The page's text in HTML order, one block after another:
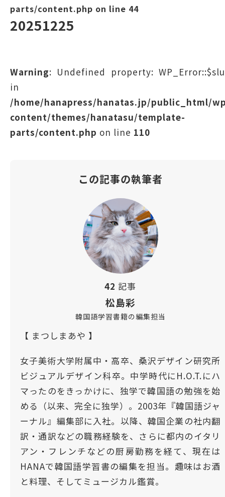
parts/content.php on line 44
20251225
Warning: Undefined property:
in
/home/hanapress/hanatas.jp/public_html/
content/themes/hanatasu/template-
parts/content.php on line 110
この記事の執筆者
42 記事
松島彩
韓国語学習書籍の編集担当
【 まつしまあや 】
女子美術大学附属中・高卒、桑沢デザイン研究所
ビジュアルデザイン科卒。中学時代にH.O.T.にハ
マったのをきっかけに、独学で韓国語の勉強を始
める（以来、完全に独学）。2003年『韓国語ジャ
ーナル』編集部に入社。以降、韓国企業の社内翻
訳・通訳などの職務経験を、さらに都内のイタリ
アン・フレンチなどの厨房勤務を経て、現在は
HANAで韓国語学習書の編集を担当。趣味はお酒
と料理、そしてミュージカル鑑賞。